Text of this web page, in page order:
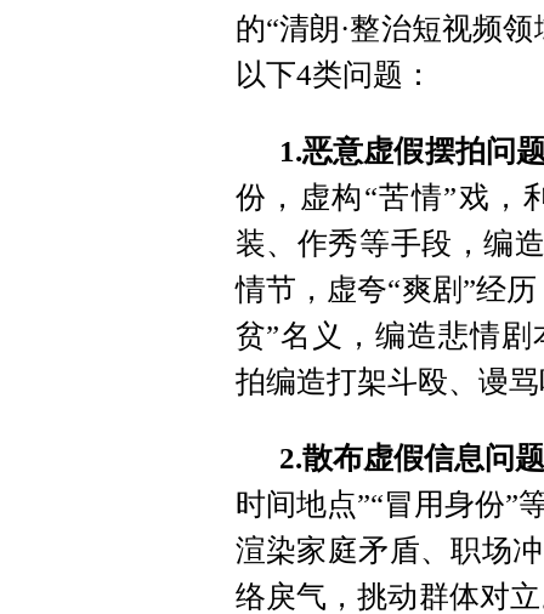
的“清朗·整治短视频
以下4类问题：
1.恶意虚假摆拍问
份，虚构“苦情”戏，
装、作秀等手段，编
情节，虚夸“爽剧”经
贫”名义，编造悲情
拍编造打架斗殴、谩
2.散布虚假信息问
时间地点”“冒用身份”
渲染家庭矛盾、职场
络戾气，挑动群体对